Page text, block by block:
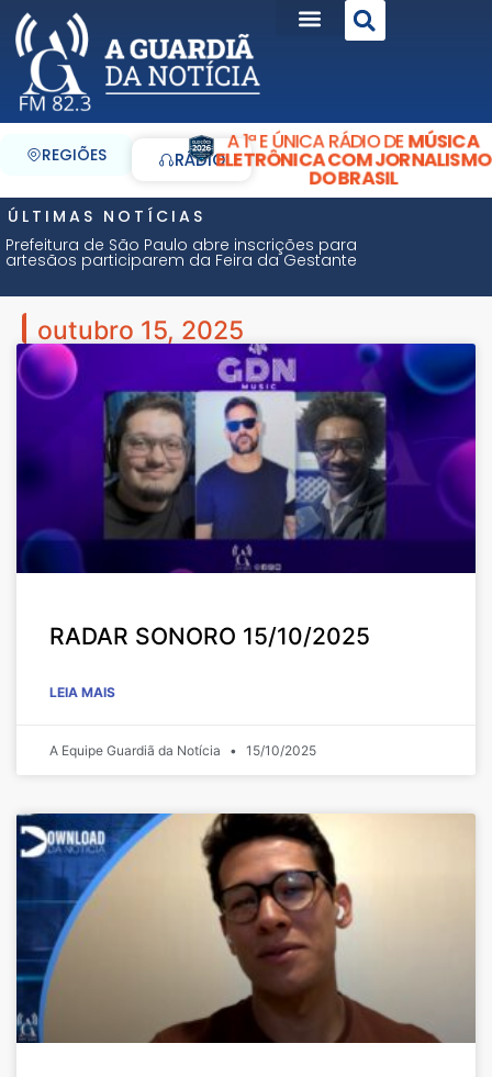
REGIÕES RÁDIO
A 1ª E ÚNICA RÁDIO DEMÚSICA
ELETRÔNICA COM JORNALISMO
DO BRASIL
ÚLTIMAS NOTÍCIAS
Prefeitura de São Paulo abre inscrições para
artesãos participarem da Feira da Gestante
outubro 15, 2025
RADAR SONORO 15/10/2025
LEIA MAIS
A Equipe Guardiã da Notícia 15/10/2025